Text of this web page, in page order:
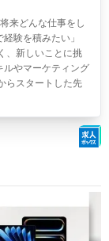
来どんな仕事をし
験を積みたい」
、新しいことに挑
ルやマーケティング
らスタートした先